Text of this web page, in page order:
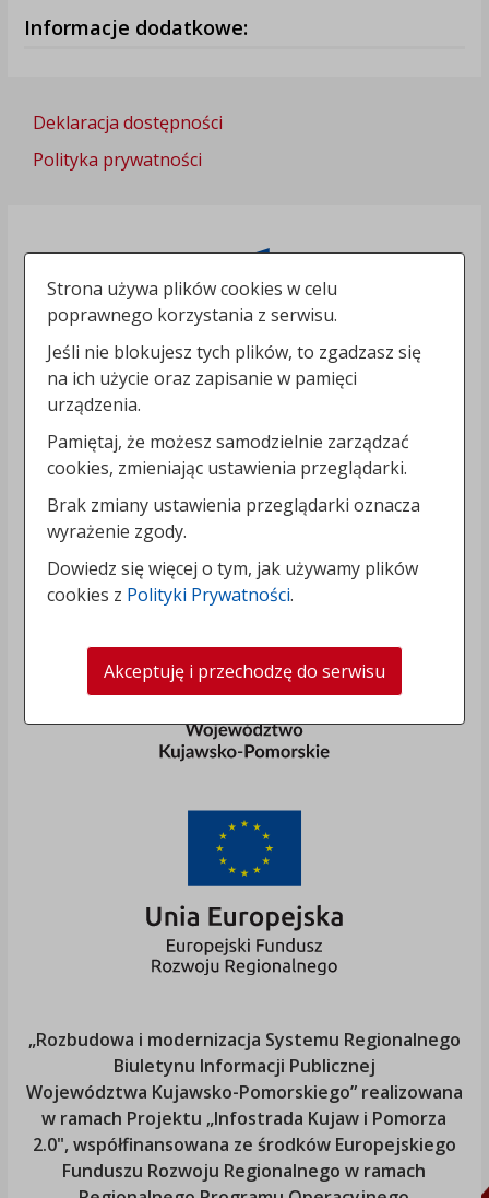
Informacje dodatkowe:
Deklaracja dostępności
Polityka prywatności
„Rozbudowa i modernizacja Systemu Regionalnego
Biuletynu Informacji Publicznej
Województwa Kujawsko-Pomorskiego” realizowana
w ramach Projektu „Infostrada Kujaw i Pomorza
2.0", współfinansowana ze środków Europejskiego
Funduszu Rozwoju Regionalnego w ramach
Strona używa plików cookies w celu
poprawnego korzystania z serwisu.
Jeśli nie blokujesz tych plików, to zgadzasz się
na ich użycie oraz zapisanie w pamięci
urządzenia.
Pamiętaj, że możesz samodzielnie zarządzać
cookies, zmieniając ustawienia przeglądarki.
Brak zmiany ustawienia przeglądarki oznacza
wyrażenie zgody.
Dowiedz się więcej o tym, jak używamy plików
cookies z Polityki Prywatności.
Akceptuję i przechodzę do serwisu